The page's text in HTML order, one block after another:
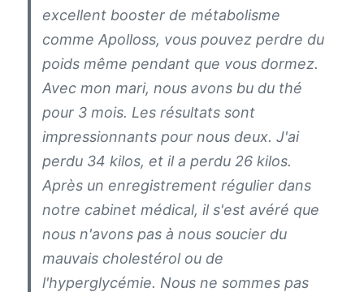
excellent booster de métabolisme
commeApolloss, vous pouvez perdre du
poids même pendant que vous dormez.
Avec mon mari, nous avons bu du thé
pour 3 mois. Les résultats sont
impressionnants pour nous deux. J'ai
perdu 34 kilos, et il a perdu 26 kilos.
Après un enregistrement régulier dans
notre cabinet médical, il s'est avéré que
nous n'avons pas à nous soucier du
mauvais cholestérol ou de
l'hyperglycémie. Nous ne sommes pas